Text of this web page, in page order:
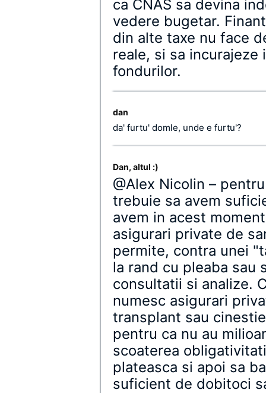
ca CNAS sa devina
vedere bugetar.
din alte taxe nu face
reale, si sa incurajeze
fondurilor.
dan
da' furtu' domle, unde e furtu'?
Dan, altul :)
@Alex Nicolin –
trebuie sa avem
avem in acest
asigurari private de
permite, contra unei
la rand cu pleaba sau
consultatii si analize.
numesc asigurari
transplant sau
pentru ca nu au
scoaterea
plateasca si apoi sa
suficient de dobitoci